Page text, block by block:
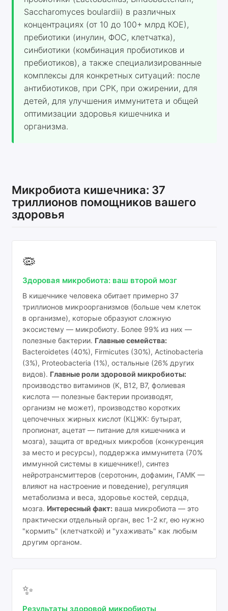
Saccharomyces boulardii) в различных
концентрациях (от 10 до 100+ млрд КОЕ),
пребиотики (инулин, ФОС, клетчатка),
синбиотики (комбинация пробиотиков и
пребиотиков), а также специализированные
комплексы для конкретных ситуаций: после
антибиотиков, при СРК, при ожирении, для
детей, для улучшения иммунитета и общей
оптимизации здоровья кишечника и
организма.
Микробиота кишечника: 37
триллионов помощников вашего
здоровья
🦠
Здоровая микробиота: ваш второй мозг
В кишечнике человека обитает примерно 37
триллионов микроорганизмов (больше чем клеток
в организме), которые образуют сложную
экосистему — микробиоту. Более 99% из них —
полезные бактерии. Главные семейства:
Bacteroidetes (40%), Firmicutes (30%), Actinobacteria
(3%), Proteobacteria (1%), остальные (26% других
видов). Главные роли здоровой микробиоты:
производство витаминов (K, B12, B7, фолиевая
кислота — полезные бактерии производят,
организм не может), производство коротких
цепочечных жирных кислот (КЦЖК: бутырат,
пропионат, ацетат — питание для кишечника и
мозга), защита от вредных микробов (конкуренция
за место и ресурсы), поддержка иммунитета (70%
иммунной системы в кишечнике!), синтез
нейротрансмиттеров (серотонин, дофамин, ГАМК —
влияют на настроение и поведение), регуляция
метаболизма и веса, здоровье костей, сердца,
мозга. Интересный факт:ваша микробиота — это
практически отдельный орган, вес 1-2 кг, ею нужно
"кормить" (клетчаткой) и "ухаживать" как любым
другим органом.
✨
Результаты здоровой микробиоты